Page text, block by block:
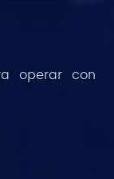
operar con